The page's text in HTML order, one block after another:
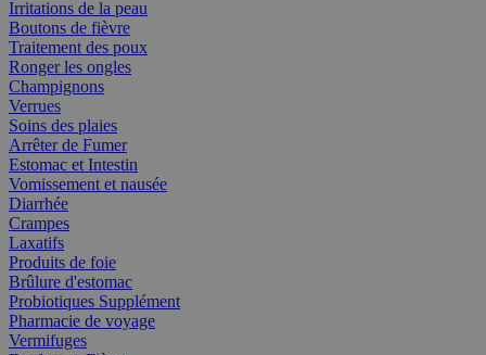
Irritations de la peau
Boutons de fièvre
Traitement des poux
Ronger les ongles
Champignons
Verrues
Soins des plaies
Arrêter de Fumer
Estomac et Intestin
Vomissement et nausée
Diarrhée
Crampes
Laxatifs
Produits de foie
Brûlure d'estomac
Probiotiques Supplément
Pharmacie de voyage
Vermifuges